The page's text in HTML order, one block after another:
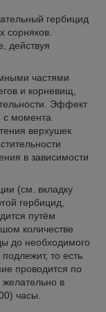
гербицид
сорняков.
действуя
частями
и корневищ,
Эффект
с момента
верхушек
в зависимости
(см. вкладку
гербицид,
путём
количестве
до необходимого
то есть
проводится по
желательно в
часы.